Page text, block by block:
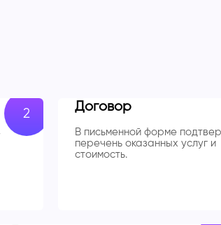
Договор
В письменной форме
перечень оказанных услуг и
стоимость.